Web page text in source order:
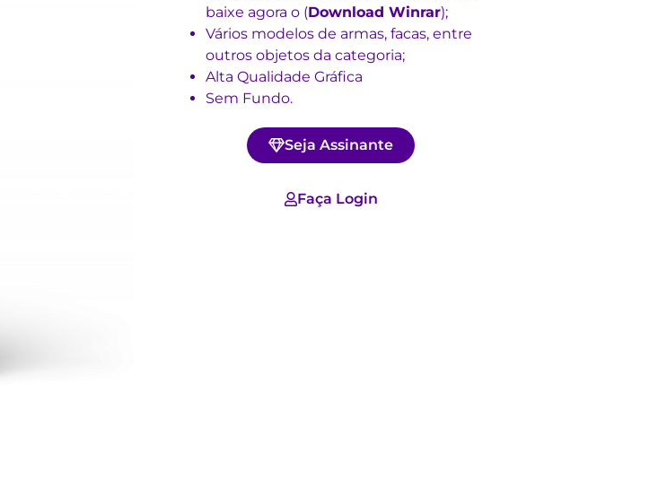
baixe agora o (Download Winrar);
Vários modelos de armas, facas, entre
outros objetos da categoria;
Alta Qualidade Gráfica
Sem Fundo.
Seja Assinante
Faça Login